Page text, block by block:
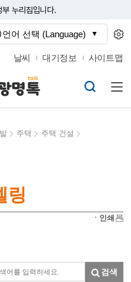
누리집입니다.
날씨 대기정보 사이트맵
주택
주택 건설
링
ㆍ인쇄
검색
언어 선택 (Language)